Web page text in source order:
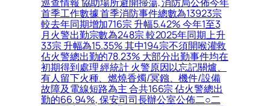
首季工作數據 首季消防事件總數為13923宗
較去年同期增加716宗 升幅5.42% 今年1至3
月火警出勤宗數為248宗 較2025年同期上升
33宗 升幅為15.35% 其中194宗不須開喉灌救
佔火警總出勤的78.23% 大部分出勤事件均在
初期得到處理 經統計 火警原因以忘記關爐、
有人留下火種、燃燒香燭/冥鏹、機件/設備
故障及電線短路為主 合共166宗 佔火警總出
勤的66.94%, 保安司司長辦公室公佈二○二